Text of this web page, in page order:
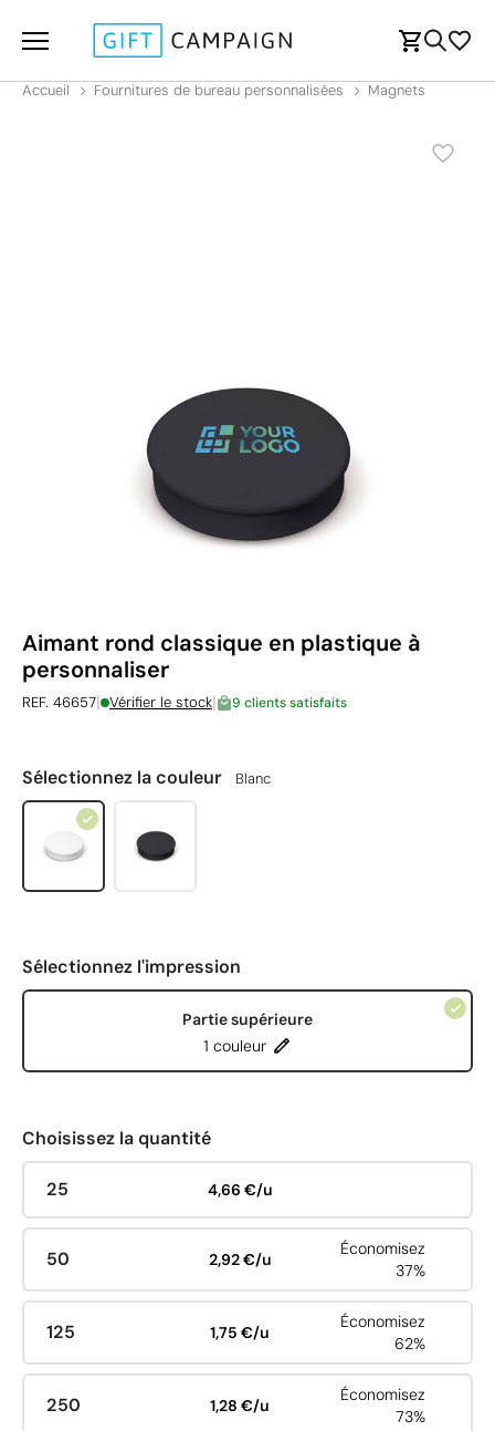
Accueil Fournitures de bureau personnalisées Magnets
Aimant rond classique en plastique à
personnaliser
REF. 46657| Vérifier le stock| 9 clients satisfaits
Sélectionnez la couleur Blanc
Sélectionnez l'impression
Partie supérieure
1 couleur
Choisissez la quantité
25 4,66 €/u
50 2,92 €/u
Économisez
37%
125 1,75 €/u
Économisez
62%
250 1,28 €/u
Économisez
73%